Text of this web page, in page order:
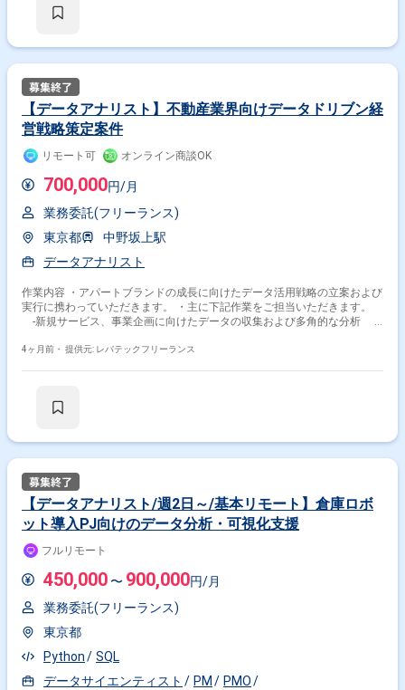
【データアナリスト】不動産業界向けデータドリブン経
営戦略策定案件
リモート可 オンライン商談OK
700,000円/月
業務委託(フリーランス)
東京都
中野坂上駅
データアナリスト
作業内容 ・アパートブランドの成長に向けたデータ活用戦略の立案および
実行に携わっていただきます。 ・主に下記作業をご担当いただきます。
-新規サービス、事業企画に向けたデータの収集および多角的な分析 -
-BIツール等を用いた全社的なデータ活用基盤の整備および普及 -デー
4ヶ月前・ 提供元: レバテックフリーランス
【データアナリスト/週2日～/基本リモート】倉庫ロボ
ット導入PJ向けのデータ分析・可視化支援
フルリモート
450,000 〜 900,000円/月
業務委託(フリーランス)
東京都
Python
SQL
データサイエンティスト
PM
PMO